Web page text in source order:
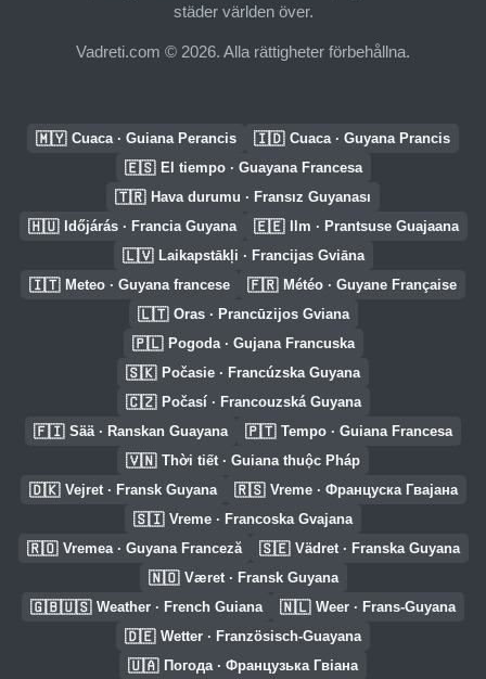
städer världen över.
Vadreti.com © 2026. Alla rättigheter förbehållna.
🇲🇾 Cuaca · Guiana Perancis 🇮🇩 Cuaca · Guyana Prancis
🇪🇸 El tiempo · Guayana Francesa
🇹🇷 Hava durumu · Fransız Guyanası
🇭🇺 Időjárás · Francia Guyana 🇪🇪 Ilm · Prantsuse Guajaana
🇱🇻 Laikapstākļi · Francijas Gviāna
🇮🇹 Meteo · Guyana francese 🇫🇷 Météo · Guyane Française
🇱🇹 Oras · Prancūzijos Gviana
🇵🇱 Pogoda · Gujana Francuska
🇸🇰 Počasie · Francúzska Guyana
🇨🇿 Počasí · Francouzská Guyana
🇫🇮 Sää · Ranskan Guayana 🇵🇹 Tempo · Guiana Francesa
🇻🇳 Thời tiết · Guiana thuộc Pháp
🇩🇰 Vejret · Fransk Guyana 🇷🇸 Vreme · Француска Гвајана
🇸🇮 Vreme · Francoska Gvajana
🇷🇴 Vremea · Guyana Franceză 🇸🇪 Vädret · Franska Guyana
🇳🇴 Været · Fransk Guyana
🇬🇧🇺🇸 Weather · French Guiana 🇳🇱 Weer · Frans-Guyana
🇩🇪 Wetter · Französisch-Guayana
🇺🇦 Погода · Французька Гвіана